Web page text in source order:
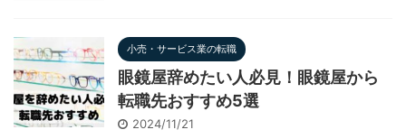
小売・サービス業の転職
眼鏡屋辞めたい人必見！眼鏡屋から
転職先おすすめ5選
2024/11/21